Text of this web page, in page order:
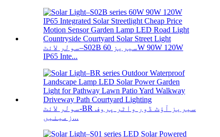
سولر لائٹ–S02B سیریز 60W 90W 120W
IP65 Inte...
سولر لائٹ-BR سیریز آؤٹ ڈور واٹر پروف
زمینیں...